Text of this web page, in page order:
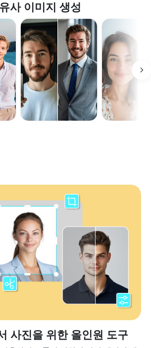
유사 이미지 생성
사진을 위한 올인원 도구